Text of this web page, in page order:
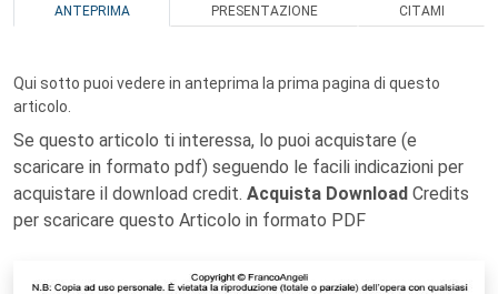
ANTEPRIMA PRESENTAZIONE CITAMI
Qui sotto puoi vedere in anteprima la prima pagina di questo
articolo.
Se questo articolo ti interessa, lo puoi acquistare (e
scaricare in formato pdf) seguendo le facili indicazioni per
acquistare il download credit. Acquista Download Credits
per scaricare questo Articolo in formato PDF